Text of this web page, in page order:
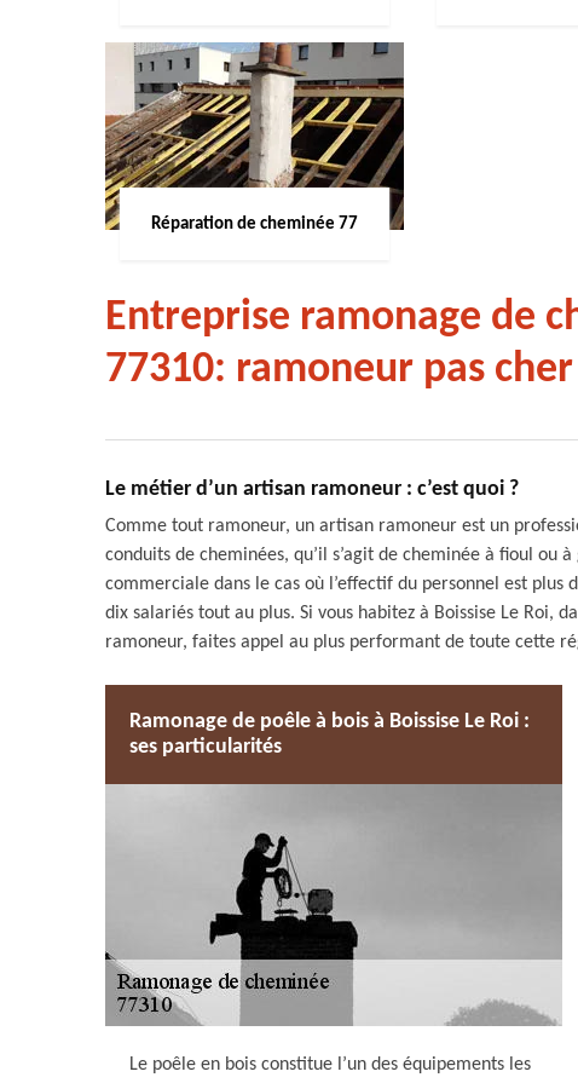
Réparation de cheminée 77
Entreprise ramonage de
77310: ramoneur pas cher
Le métier d’un artisan ramoneur : c’est quoi ?
Comme tout ramoneur, un artisan ramoneur est un
conduits de cheminées, qu’il s’agit de cheminée à fioul ou
commerciale dans le cas où l’effectif du personnel est plus
dix salariés tout au plus. Si vous habitez à Boissise Le Roi,
ramoneur, faites appel au plus performant de toute cette
Ramonage de poêle à bois à Boissise Le Roi :
ses particularités
Le poêle en bois constitue l’un des équipements les